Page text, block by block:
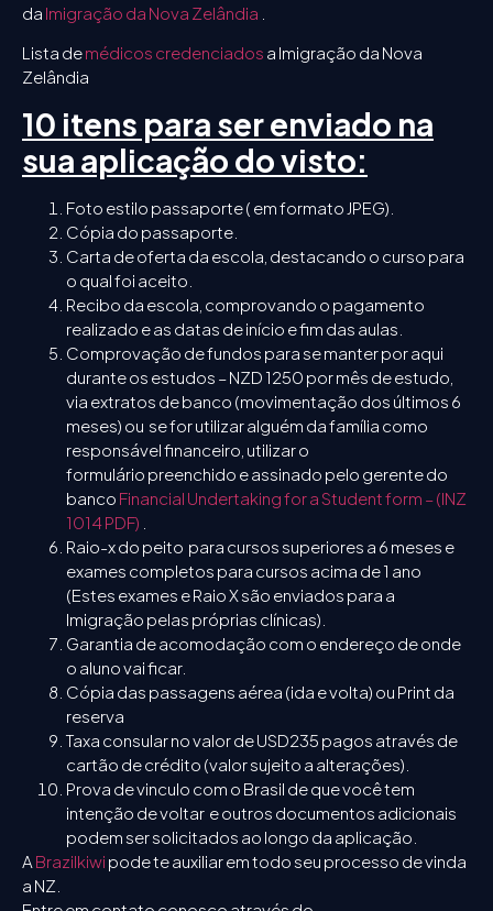
da Imigração da Nova Zelândia
Lista demédicos credenciados a Imigração da Nova
Zelândia
10 itens para ser enviado na
sua aplicação do visto:
Foto estilo passaporte ( em formato JPEG).
Cópia do passaporte.
Carta de oferta da escola, destacando o curso para
o qual foi aceito.
Recibo da escola, comprovando o pagamento
realizado e as datas de início e fim das aulas.
Comprovação de fundos para se manter por aqui
durante os estudos – NZD 1250 por mês de estudo,
via extratos de banco (movimentação dos últimos 6
meses) ou se for utilizar alguém da família como
responsável financeiro, utilizar o
formulário preenchido e assinado pelo gerente do
banco Financial Undertaking for a Student form – (INZ
1014 PDF)
Raio-x do peito para cursos superiores a 6 meses e
exames completos para cursos acima de 1 ano
(Estes exames e Raio X são enviados para a
Imigração pelas próprias clínicas).
Garantia de acomodação com o endereço de onde
o aluno vai ficar.
Cópia das passagens aérea (ida e volta) ou Print da
reserva
Taxa consular no valor de USD235 pagos através de
cartão de crédito (valor sujeito a alterações).
Prova de vinculo com o Brasil de que você tem
intenção de voltar e outros documentos adicionais
podem ser solicitados ao longo da aplicação.
A Brazilkiwi pode te auxiliar em todo seu processo de vinda
a NZ.